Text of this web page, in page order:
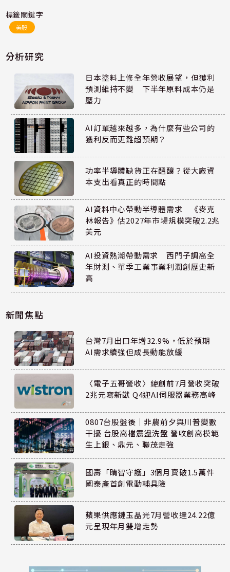
標籤關鍵字
美股
分析研究
日本塗料上修全年營收展望，但獲利
預測維持不變 下半年原料成本仍是
壓力
AI訂單越來越多，為什麼有些公司的
獲利反而更難超預期？
功率半導體缺貨正在醞釀？從大廠資
本支出看真正的時間點
AI資料中心帶動半導體需求 《麥克
林報告》估2027年市場規模突破2.2兆
美元
AI投資熱潮帶動需求 西門子調高全
年財測、單季工業事業利潤創歷史新
高
新聞焦點
台灣7月出口年增32.9%，低於預期
AI需求續強但成長動能放緩
〈電子五哥營收〉緯創前7月營收突破
2兆元寫新猷 Q4迎AI伺服器業務高峰
0807台股盤後｜非農前夕與川普變數
干擾 台股高檔震盪洗盤 營收創高模範
生上銀、鼎元、聯茂走強
國壽「睛智守護」3個月賣破1.5萬件
國泰產首創電動輔具險
蘋果供應鏈玉晶光7月營收達24.22億
元呈現年月雙增走勢